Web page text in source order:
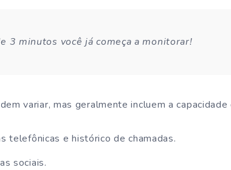
3 minutos você já começa a monitorar!
variar, mas geralmente incluem a capacidade
telefônicas e histórico de chamadas.
sociais.